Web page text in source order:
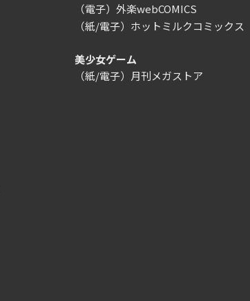
（電子）外楽webCOMICS
（紙/電子）ホットミルクコミックス
美少女ゲーム
（紙/電子）月刊メガストア